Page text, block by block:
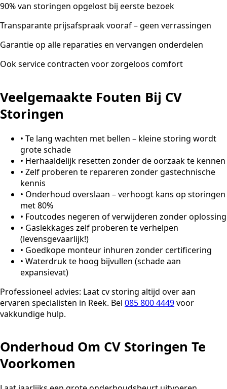
90% van storingen opgelost bij eerste bezoek
Transparante prijsafspraak vooraf – geen verrassingen
Garantie op alle reparaties en vervangen onderdelen
Ook service contracten voor zorgeloos comfort
Veelgemaakte Fouten Bij CV
Storingen
• Te lang wachten met bellen – kleine storing wordt
grote schade
• Herhaaldelijk resetten zonder de oorzaak te kennen
• Zelf proberen te repareren zonder gastechnische
kennis
• Onderhoud overslaan – verhoogt kans op storingen
met 80%
• Foutcodes negeren of verwijderen zonder oplossing
• Gaslekkages zelf proberen te verhelpen
(levensgevaarlijk!)
• Goedkope monteur inhuren zonder certificering
• Waterdruk te hoog bijvullen (schade aan
expansievat)
Professioneel advies: Laat cv storing altijd over aan
ervaren specialisten in Reek. Bel 085 800 4449voor
vakkundige hulp.
Onderhoud Om CV Storingen Te
Voorkomen